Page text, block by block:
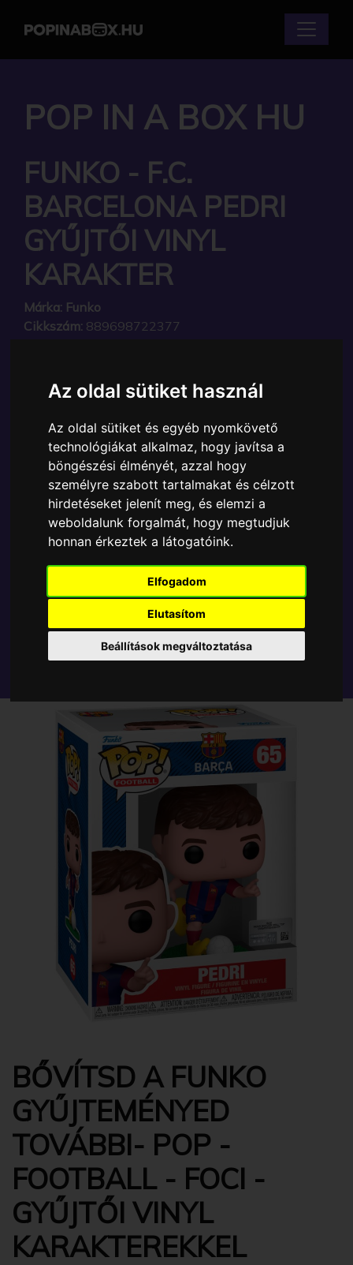
Az oldal sütiket használ
Az oldal sütiket és egyéb nyomkövető
technológiákat alkalmaz, hogy javítsa a
böngészési élményét, azzal hogy
személyre szabott tartalmakat és célzott
hirdetéseket jelenít meg, és elemzi a
weboldalunk forgalmát, hogy megtudjuk
honnan érkeztek a látogatóink.
Elfogadom
Elutasítom
Beállítások megváltoztatása
POP IN A BOX HU
FUNKO - F.C.
BARCELONA PEDRI
GYŰJTŐI VINYL
KARAKTER
Márka: Funko
Cikkszám: 889698722377
A Funko POP - Football - Foci egyik népszerű
karakter, amely ablakos csomagolásban azaz - POP
In a Box - várja új gazdáját.
TOVÁBB A VÁSÁRLÁSRA
Tetszik? Osszd meg másokkal!
BŐVÍTSD A FUNKO
GYŰJTEMÉNYED
TOVÁBBI- POP -
FOOTBALL - FOCI -
GYŰJTŐI VINYL
KARAKTEREKKEL